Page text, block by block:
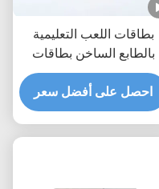
بطاقات اللعب التعليمية
بالطابع الساخن بطاقات
اللعب المصممة خصيصًا
احصل على أفضل سعر